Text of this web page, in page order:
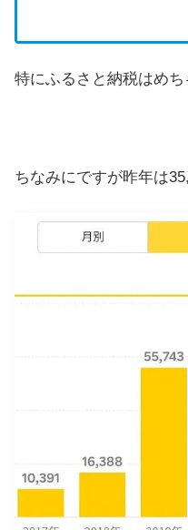
特にふるさと納税はめち
ちなみにですが昨年は